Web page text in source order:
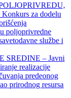
za dodelu
poljoprivredne
službe i
SREDINE – Javni
realizacije
predeonog
prirodnog resursa